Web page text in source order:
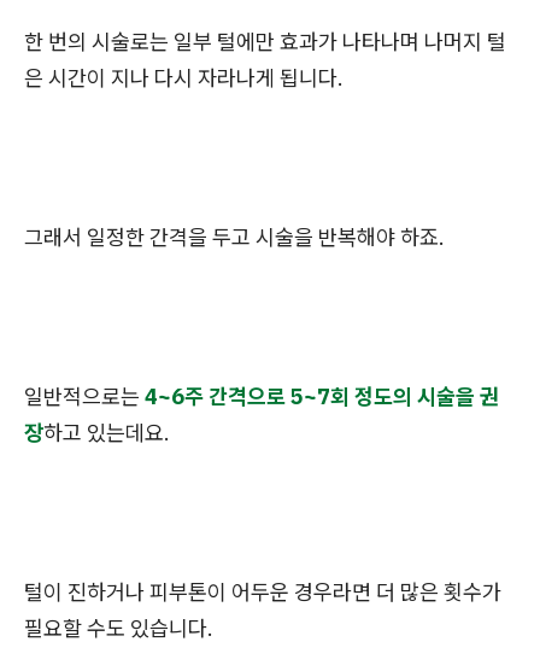
한 번의 시술로는 일부 털에만 효과가 나타나며 나머지 털
은 시간이 지나 다시 자라나게 됩니다.
그래서 일정한 간격을 두고 시술을 반복해야 하죠.
일반적으로는 4~6주 간격으로 5~7회 정도의 시술을 권
장하고 있는데요.
털이 진하거나 피부톤이 어두운 경우라면 더 많은 횟수가
필요할 수도 있습니다.